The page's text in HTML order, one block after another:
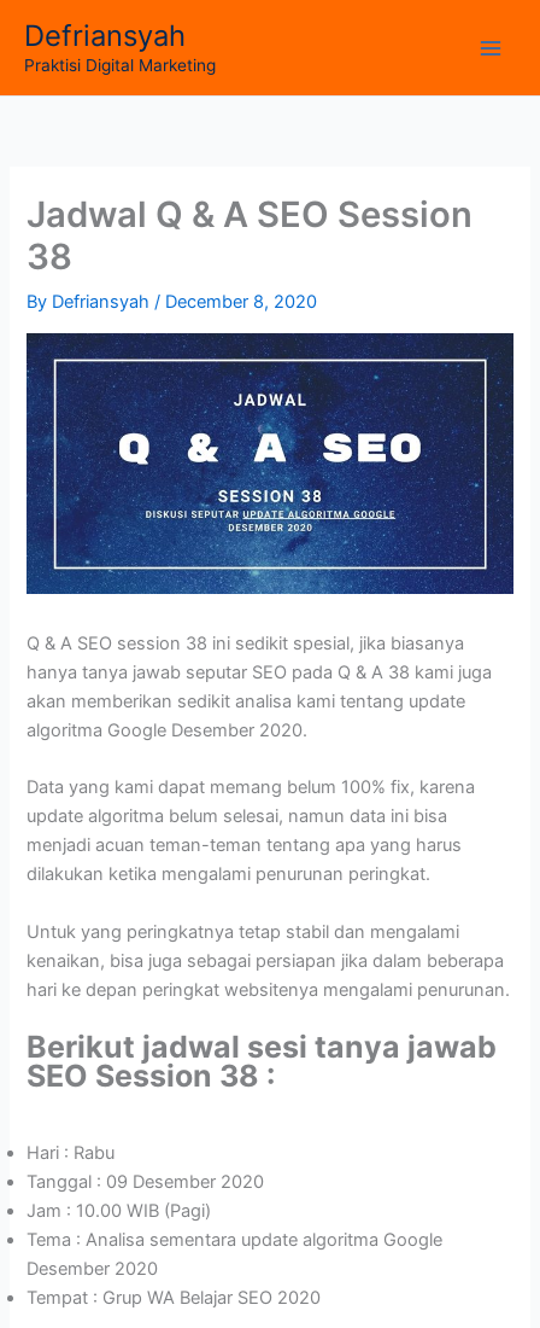
content
Defriansyah
Praktisi Digital Marketing
Jadwal Q & A SEO Session
38
By Defriansyah/ December 8, 2020
Q & A SEO session 38 ini sedikit spesial, jika biasanya
hanya tanya jawab seputar SEO pada Q & A 38 kami juga
akan memberikan sedikit analisa kami tentang update
algoritma Google Desember 2020.
Data yang kami dapat memang belum 100% fix, karena
update algoritma belum selesai, namun data ini bisa
menjadi acuan teman-teman tentang apa yang harus
dilakukan ketika mengalami penurunan peringkat.
Untuk yang peringkatnya tetap stabil dan mengalami
kenaikan, bisa juga sebagai persiapan jika dalam beberapa
hari ke depan peringkat websitenya mengalami penurunan.
Berikut jadwal sesi tanya jawab
SEO Session 38 :
Hari : Rabu
Tanggal : 09 Desember 2020
Jam : 10.00 WIB (Pagi)
Tema : Analisa sementara update algoritma Google
Desember 2020
Tempat : Grup WA Belajar SEO 2020